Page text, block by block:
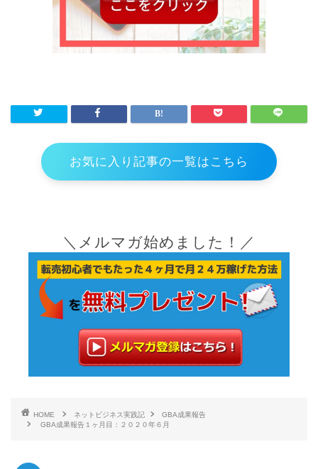
お気に入り記事の一覧はこちら
＼メルマガ始めました！／
HOME ネットビジネス実践記
GBA成果報告
GBA成果報告１ヶ月目：２０２０年６月